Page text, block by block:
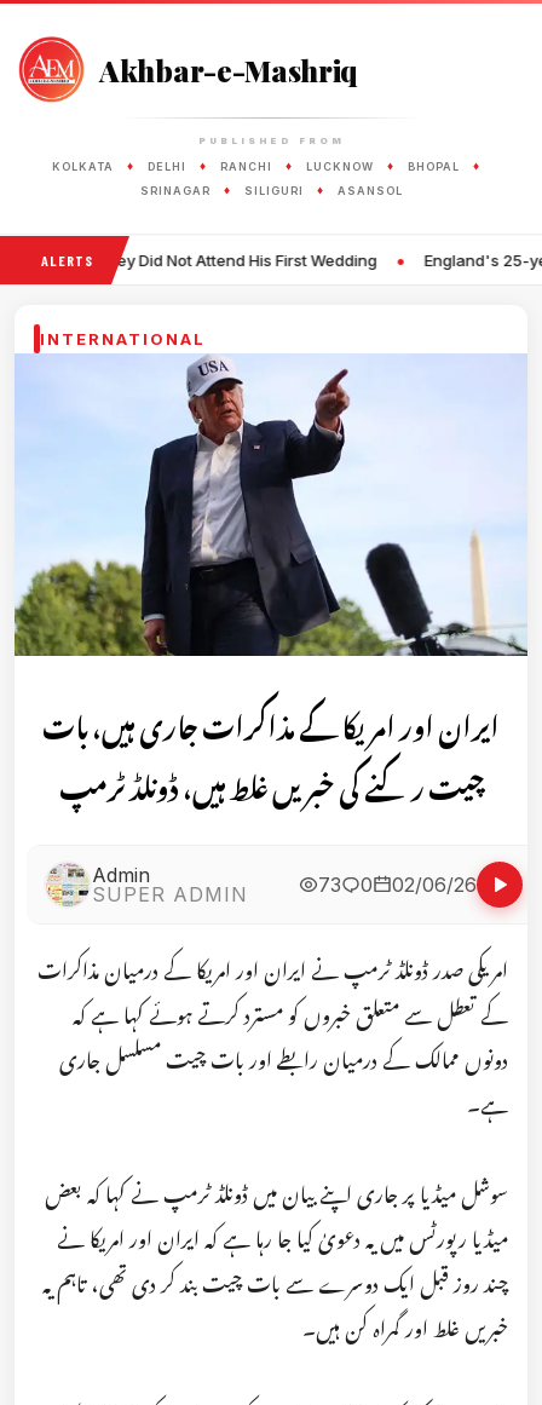
Akhbar-e-Mashriq
PUBLISHED FROM
KOLKATA ♦ DELHI ♦ RANCHI ♦ LUCKNOW ♦ BHOPAL ♦
SRINAGAR ♦ SILIGURI ♦ ASANSOL
ALERTS
Not Attend His First Wedding • England's 25-year-old Fast
INTERNATIONAL
ایران اور امریکا کے مذاکرات جاری ہیں، بات
چیت رکنے کی خبریں غلط ہیں، ڈونلڈ ٹرمپ
Admin
SUPER ADMIN
73 0 02/06/26
امریکی صدر ڈونلڈ ٹرمپ نے ایران اور امریکا کے درمیان مذاکرات
کے تعطل سے متعلق خبروں کو مسترد کرتے ہوئے کہا ہے کہ
دونوں ممالک کے درمیان رابطے اور بات چیت مسلسل جاری
ہے۔
سوشل میڈیا پر جاری اپنے بیان میں ڈونلڈ ٹرمپ نے کہا کہ بعض
میڈیا رپورٹس میں یہ دعویٰ کیا جا رہا ہے کہ ایران اور امریکا نے
چند روز قبل ایک دوسرے سے بات چیت بند کر دی تھی، تاہم یہ
خبریں غلط اور گمراہ کن ہیں۔